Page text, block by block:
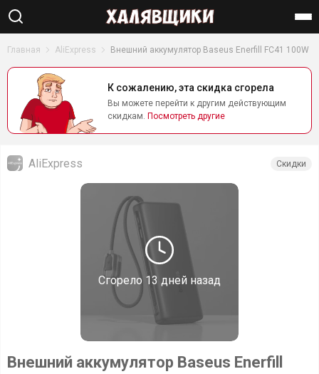
Найти
Главная AliExpress Внешний аккумулятор Baseus Enerfill FC41 100W
К сожалению, эта скидка сгорела
Вы можете перейти к другим действующим
скидкам. Посмотреть другие
Сгорело 13 дней назад
AliExpress Скидки
Внешний аккумулятор Baseus Enerfill